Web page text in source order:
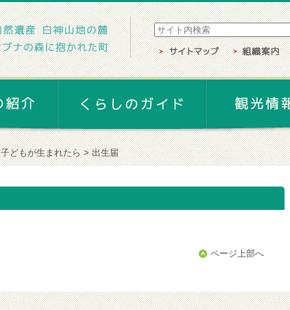
子どもが生まれたら 出生届
ページ上部へ